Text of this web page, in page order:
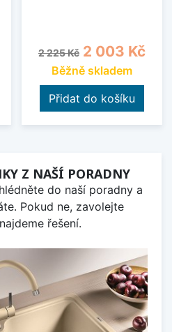
Běžná cena
2 225 Kč Cena
2 003 Kč
Běžně skladem
Přidat do košíku
Z NAŠÍ PORADNY
do naší poradny a
Pokud ne, zavolejte
řešení.